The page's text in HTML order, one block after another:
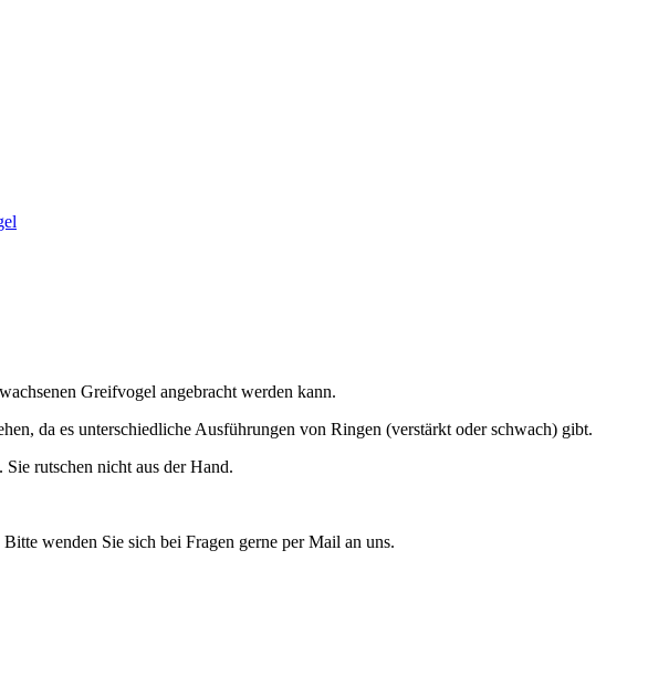
Greifvogel angebracht werden kann.
da es unterschiedliche Ausführungen von Ringen (verstärkt oder schwach) gibt.
rutschen nicht aus der Hand.
wenden Sie sich bei Fragen gerne per Mail an uns.